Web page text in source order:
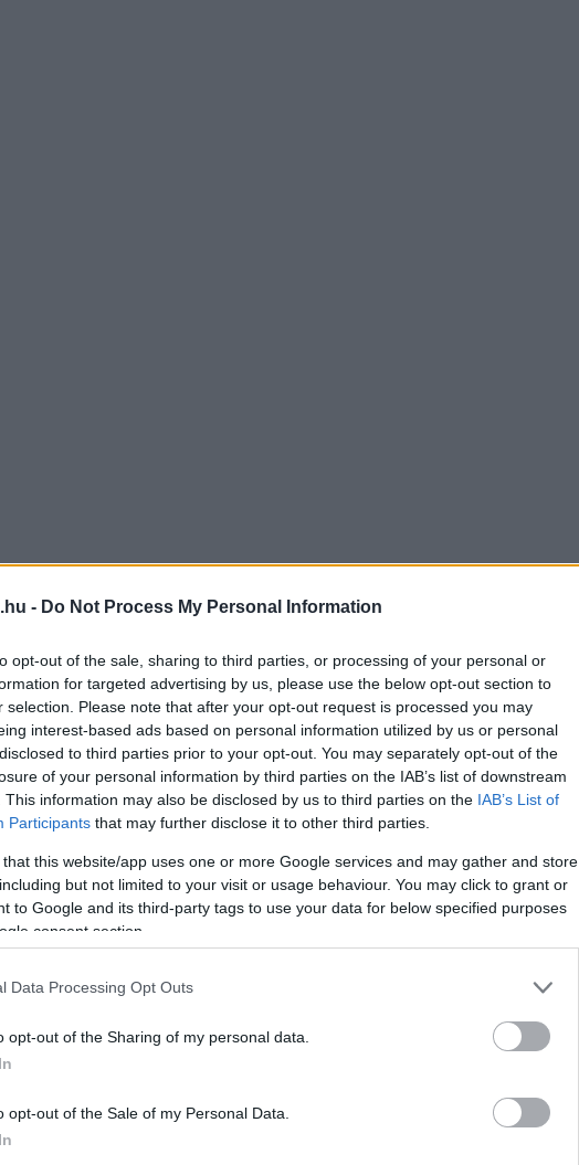
- Do Not Process My Personal Information
opt-out of the sale, sharing to third parties, or processing of your personal or
for targeted advertising by us, please use the below opt-out section to
selection. Please note that after your opt-out request is processed you may
interest-based ads based on personal information utilized by us or personal
to third parties prior to your opt-out. You may separately opt-out of the
of your personal information by third parties on the IAB’s list of downstream
This information may also be disclosed by us to third parties on the IAB’s List of
Participants that may further disclose it to other third parties.
that this website/app uses one or more Google services and may gather and store
but not limited to your visit or usage behaviour. You may click to grant or
to Google and its third-party tags to use your data for below specified purposes
consent section.
Data Processing Opt Outs
opt-out of the Sharing of my personal data.
opt-out of the Sale of my Personal Data.
ki a kiszáradó Eg...
prémium, amely már nem...